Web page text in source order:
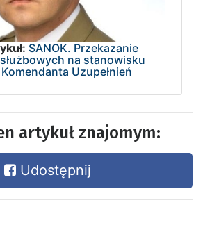
SANOK. Przekazanie
na stanowisku
Uzupełnień
artykuł znajomym:
Udostępnij